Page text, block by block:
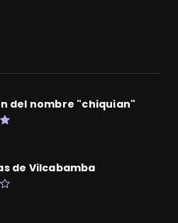
del nombre "chiquian"
de Vilcabamba